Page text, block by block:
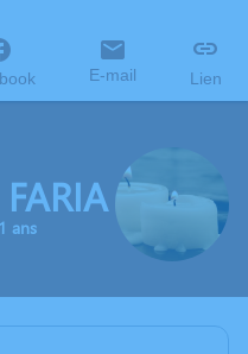
E-mail Lien
ans